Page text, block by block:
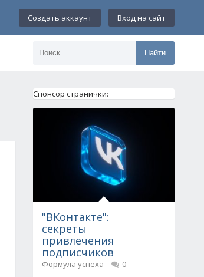
Создать аккаунт Вход на сайт
Найти
Спонсор странички:
"ВКонтакте":
секреты
привлечения
подписчиков
Формула успеха
0